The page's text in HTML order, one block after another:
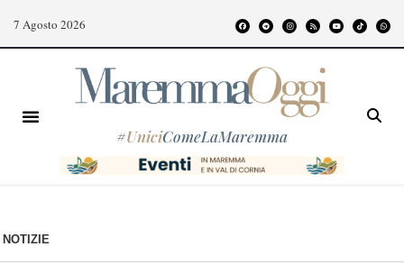
7 Agosto 2026
#UniciComeLaMaremma
NOTIZIE